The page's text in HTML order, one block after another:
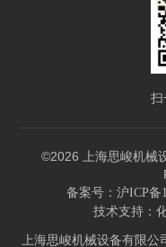
扫
©2026 上海思峻机械
备案号：沪ICP备
技术支持：
上海思峻机械设备有限